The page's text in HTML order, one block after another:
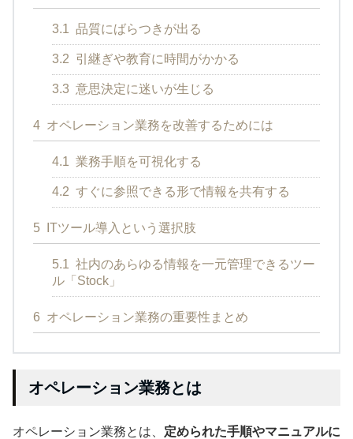
3.1 品質にばらつきが出る
3.2 引継ぎや教育に時間がかかる
3.3 意思決定に迷いが生じる
4 オペレーション業務を改善するためには
4.1 業務手順を可視化する
4.2 すぐに参照できる形で情報を共有する
5 ITツール導入という選択肢
5.1 社内のあらゆる情報を一元管理できるツー
ル「Stock」
6 オペレーション業務の重要性まとめ
オペレーション業務とは
オペレーション業務とは、 定められた手順やマニュアルに